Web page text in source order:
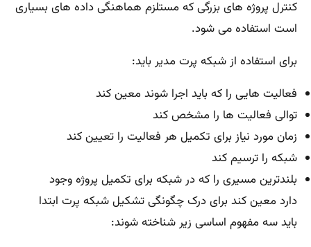
کنترل پروژه های بزرگی که مستلزم هماهنگی داده های بسیاری
است استفاده می شود.
برای استفاده از شبکه پرت مدیر باید:
فعالیت هایی را که باید اجرا شوند معین کند
توالی فعالیت ها را مشخص کند
زمان مورد نیاز برای تکمیل هر فعالیت را تعیین کند
شبکه را ترسیم کند
بلندترین مسیری را که در شبکه برای تکمیل پروژه وجود
دارد معین کند برای درک چگونگی تشکیل شبکه پرت ابتدا
باید سه مفهوم اساسی زیر شناخته شوند: